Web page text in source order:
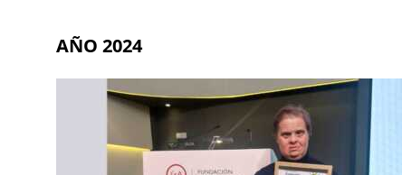
AÑO 2024